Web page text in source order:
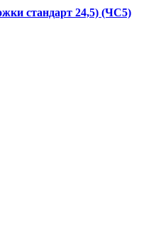
стандарт 24,5) (ЧС5)